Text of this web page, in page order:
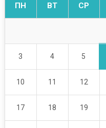
ПН ВТ СР
3 4 5
10 11 12
17 18 19